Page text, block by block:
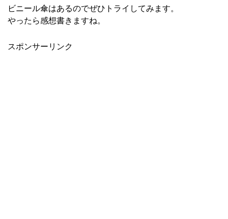
ビニール傘はあるのでぜひトライしてみます。
やったら感想書きますね。
スポンサーリンク